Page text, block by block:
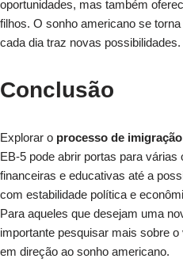
oportunidades, mas também
filhos. O sonho americano se
cada dia traz novas possibilidades.
Conclusão
Explorar o processo de
EB-5 pode abrir portas para
financeiras e educativas até a
com estabilidade política e
Para aqueles que desejam uma
importante pesquisar mais sobre
em direção ao sonho americano.